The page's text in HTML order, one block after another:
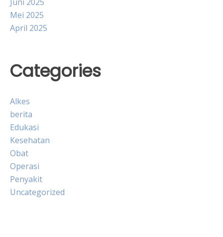
Mei 2025
April 2025
Categories
Alkes
berita
Edukasi
Kesehatan
Obat
Operasi
Penyakit
Uncategorized